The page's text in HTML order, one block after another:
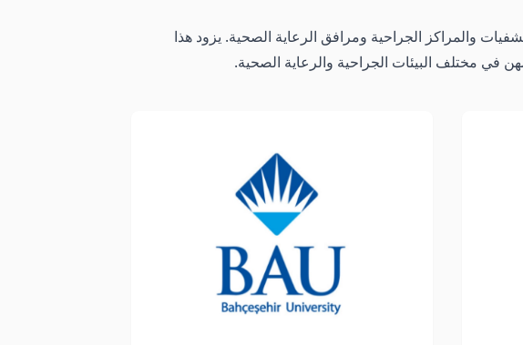
والمراكز الجراحية ومرافق الرعاية الصحية. يزود هذا
في مختلف البيئات الجراحية والرعاية الصحية.